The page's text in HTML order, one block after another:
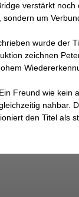
verstärkt noch
sondern um
wurde der
zeichnen
Freund wie kein
nahbar.
den Titel als